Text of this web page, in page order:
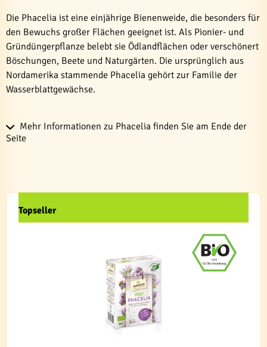
Die Phacelia ist eine einjährige Bienenweide, die besonders für
den Bewuchs großer Flächen geeignet ist. Als Pionier- und
Gründüngerpflanze belebt sie Ödlandflächen oder verschönert
Böschungen, Beete und Naturgärten. Die ursprünglich aus
Nordamerika stammende Phacelia gehört zur Familie der
Wasserblattgewächse.
Mehr Informationen zu Phacelia finden Sie am Ende der
Seite
Topseller